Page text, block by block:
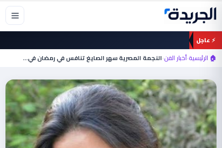
تخطي
المحتوى
⚡ عاجل
🏠 الرئيسية›أخبار الفن›النجمة المصرية سهر الصايغ تنافس في رمضان في…